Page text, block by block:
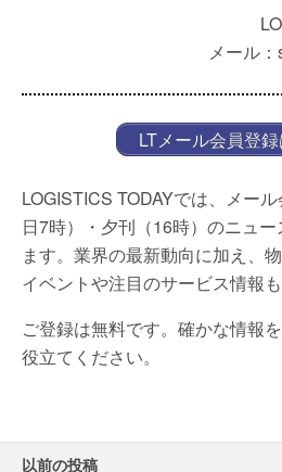
メール
LTメール会員登
LOGISTICS TODAYでは、メー
日7時）・夕刊（16時）のニュ
ます。業界の最新動向に加え、
イベントや注目のサービス情報も
ご登録は無料です。確かな情報
役立てください。
以前の投稿